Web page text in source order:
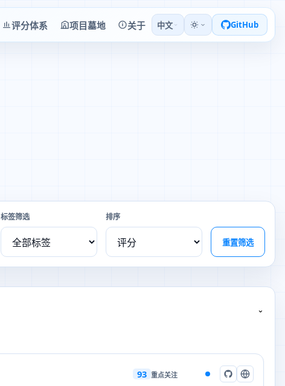
评分体系 项目墓地 关于 中文 GitHub
标签筛选 排序
重置筛选
⌄
93 重点关注